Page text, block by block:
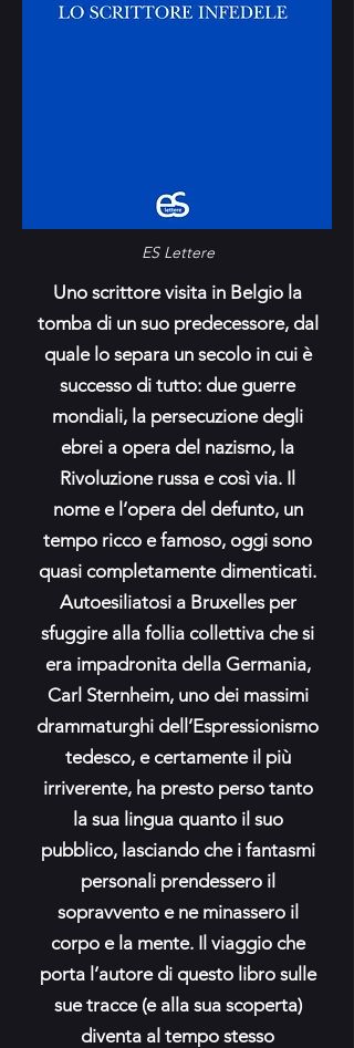
ES Lettere
Uno scrittore visita in Belgio la
tomba di un suo predecessore, dal
quale lo separa un secolo in cui è
successo di tutto: due guerre
mondiali, la persecuzione degli
ebrei a opera del nazismo, la
Rivoluzione russa e così via. Il
nome e l’opera del defunto, un
tempo ricco e famoso, oggi sono
quasi completamente dimenticati.
Autoesiliatosi a Bruxelles per
sfuggire alla follia collettiva che si
era impadronita della Germania,
Carl Sternheim, uno dei massimi
drammaturghi dell’Espressionismo
tedesco, e certamente il più
irriverente, ha presto perso tanto
la sua lingua quanto il suo
pubblico, lasciando che i fantasmi
personali prendessero il
sopravvento e ne minassero il
corpo e la mente. Il viaggio che
porta l’autore di questo libro sulle
sue tracce (e alla sua scoperta)
diventa al tempo stesso